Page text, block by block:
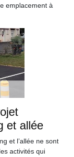
emplacement à
et allée
et l’allée ne sont
activités qui